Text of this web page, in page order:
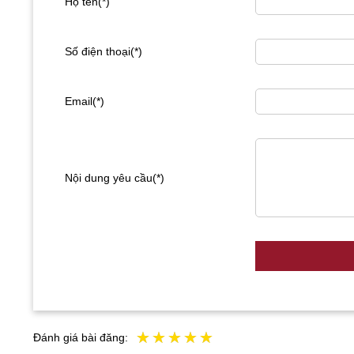
Số điện thoại(*)
Email(*)
Nội dung yêu cầu(*)
Đánh giá bài đăng: